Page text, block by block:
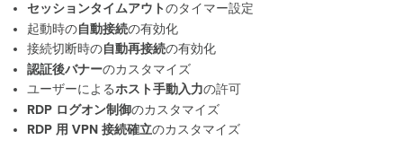
（オ
プ
シ
ョ
ン）
セ
ッ
シ
セッションタイムアウトのタイマー設定
起動時の自動接続の有効化
接続切断時の自動再接続の有効化
認証後バナーのカスタマイズ
ユーザーによるホスト手動入力の許可
RDP ログオン制御のカスタマイズ
RDP 用 VPN 接続確立のカスタマイズ